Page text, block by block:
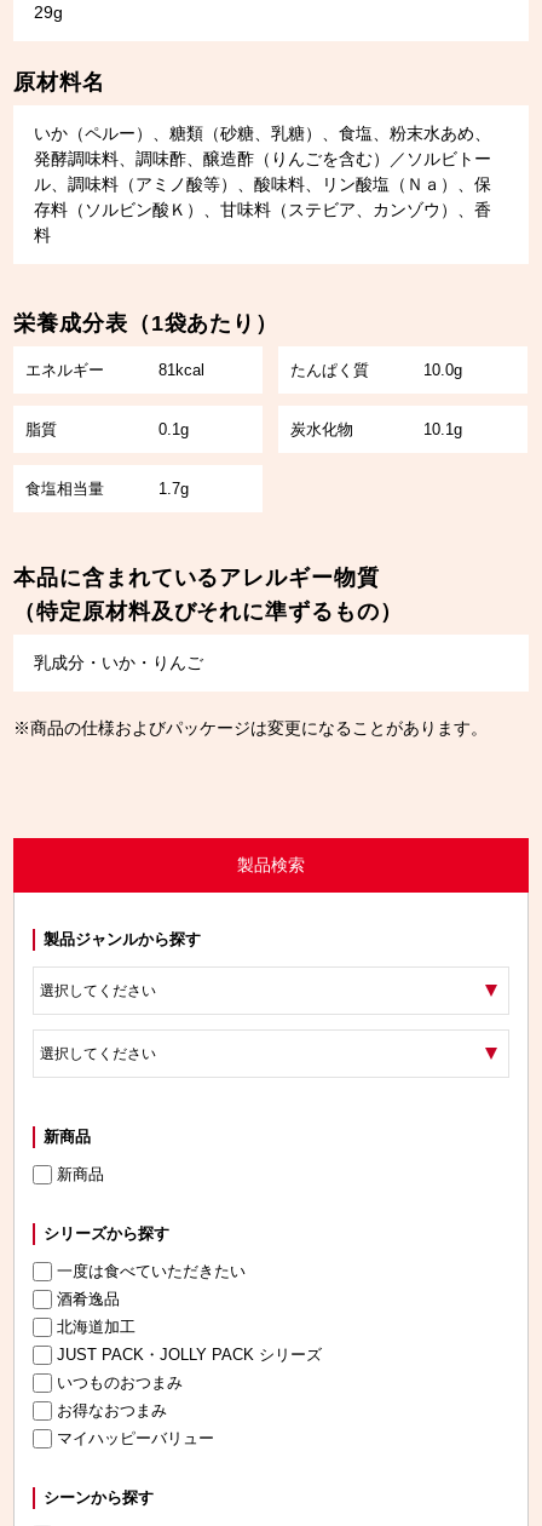
29g
原材料名
いか（ペルー）、糖類（砂糖、乳糖）、食塩、粉末水あめ、
発酵調味料、調味酢、醸造酢（りんごを含む）／ソルビトー
ル、調味料（アミノ酸等）、酸味料、リン酸塩（Ｎａ）、保
存料（ソルビン酸Ｋ）、甘味料（ステビア、カンゾウ）、香
料
栄養成分表（1袋あたり）
エネルギー 81kcal たんぱく質 10.0g
脂質 0.1g 炭水化物 10.1g
食塩相当量 1.7g
本品に含まれているアレルギー物質
（特定原材料及びそれに準ずるもの）
乳成分・いか・りんご
※商品の仕様およびパッケージは変更になることがあります。
製品検索
製品ジャンルから探す
新商品
新商品
シリーズから探す
一度は食べていただきたい
酒肴逸品
北海道加工
JUST PACK・JOLLY PACK シリーズ
いつものおつまみ
お得なおつまみ
マイハッピーバリュー
シーンから探す